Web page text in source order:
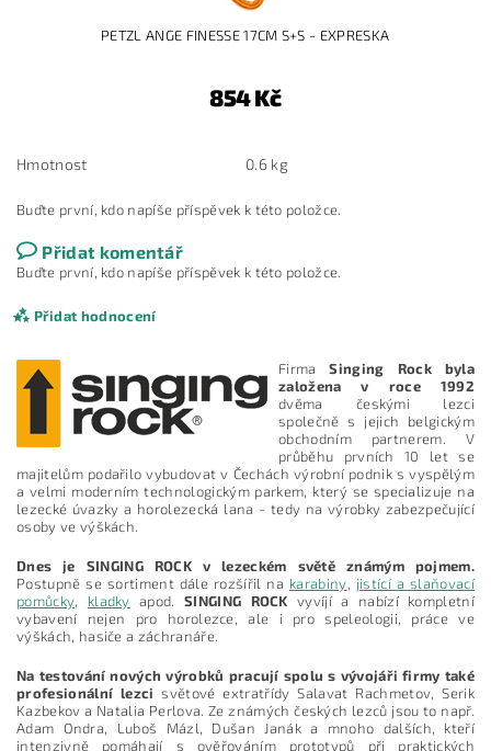
PETZL ANGE FINESSE 17CM S+S - EXPRESKA
854 Kč
Hmotnost 0.6 kg
Buďte první, kdo napíše příspěvek k této položce.
Přidat komentář
Buďte první, kdo napíše příspěvek k této položce.
Přidat hodnocení
osobních údajů
FirmaSinging Rock byla
založena v roce 1992
dvěma českými lezci
společně s jejich belgickým
obchodním partnerem. V
průběhu prvních 10 let se
majitelům podařilo vybudovat v Čechách výrobní podnik s vyspělým
a velmi moderním technologickým parkem, který se specializuje na
lezecké úvazky a horolezecká lana - tedy na výrobky zabezpečující
osoby ve výškách.
Dnes je SINGING ROCK v lezeckém světě známým pojmem.
Postupně se sortiment dále rozšířil na karabiny, jistící a slaňovací
pomůcky, kladky apod. SINGING ROCK vyvíjí a nabízí kompletní
vybavení nejen pro horolezce, ale i pro speleologii, práce ve
výškách, hasiče a záchranáře.
Na testování nových výrobků pracují spolu s vývojáři firmy také
profesionální lezci světové extratřídy Salavat Rachmetov, Serik
Kazbekov a Natalia Perlova. Ze známých českých lezců jsou to např.
Adam Ondra, Luboš Mázl, Dušan Janák a mnoho dalších, kteří
intenzivně pomáhají s ověřováním prototypů při praktických